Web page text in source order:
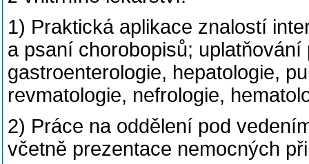
1) Praktická aplikace znalostí
a psaní chorobopisů;
gastroenterologie, hepatologie,
revmatologie, nefrologie,
2) Práce na oddělení pod
včetně prezentace nemocných